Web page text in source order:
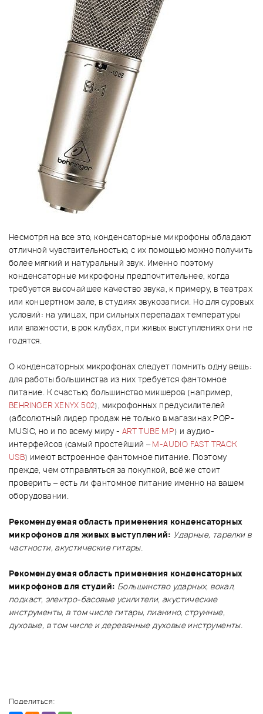
Несмотря на все это, конденсаторные микрофоны обладают
отличной чувствительностью, с их помощью можно получить
более мягкий и натуральный звук. Именно поэтому
конденсаторные микрофоны предпочтительнее, когда
требуется высочайшее качество звука, к примеру, в театрах
или концертном зале, в студиях звукозаписи. Но для суровых
условий: на улицах, при сильных перепадах температуры
или влажности, в рок клубах, при живых выступлениях они не
годятся.
О конденсаторных микрофонах следует помнить одну вещь:
для работы большинства из них требуется фантомное
питание. К счастью, большинство микшеров (например,
BEHRINGER XENYX 502), микрофонных предусилителей
(абсолютный лидер продаж не только в магазинах POP-
MUSIC, но и по всему миру - ART TUBE MP) и аудио-
интерфейсов (самый простейший –M-AUDIO FAST TRACK
USB) имеют встроенное фантомное питание. Поэтому
прежде, чем отправляться за покупкой, всё же стоит
проверить – есть ли фантомное питание именно на вашем
оборудовании.
Рекомендуемая область применения конденсаторных
микрофонов для живых выступлений: Ударные, тарелки в
частности, акустические гитары.
Рекомендуемая область применения конденсаторных
микрофонов для студий: Большинство ударных, вокал,
подкаст, электро-басовые усилители, акустические
инструменты, в том числе гитары, пианино, струнные,
духовые, в том числе и деревянные духовые инструменты.
Поделиться: